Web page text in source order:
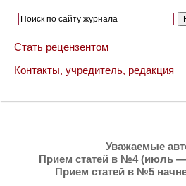
Стать рецензентом
Контакты, учредитель, редакция
Уважаемые
Прием статей в №4 (июль —
Прием статей в №5